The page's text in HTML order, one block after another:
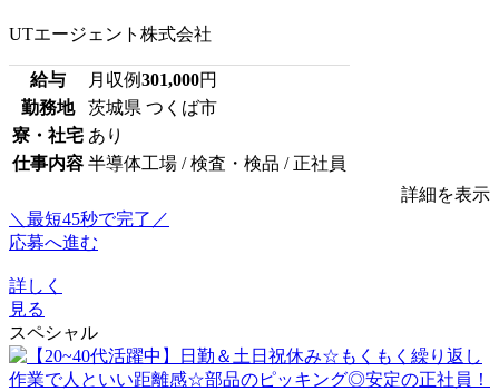
UTエージェント株式会社
給与 月収例301,000円
勤務地
茨城県 つくば市
寮・社宅 あり
仕事内容 半導体工場 / 検査・検品 / 正社員
詳細を表示
＼最短45秒で完了／
応募へ進む
詳しく
見る
スペシャル